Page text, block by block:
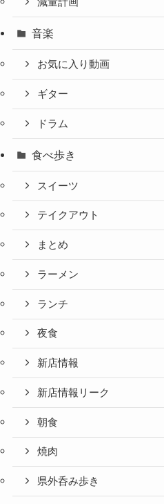
減量計画
音楽
お気に入り動画
ギター
ドラム
食べ歩き
スイーツ
テイクアウト
まとめ
ラーメン
ランチ
夜食
新店情報
新店情報リーク
朝食
焼肉
県外呑み歩き